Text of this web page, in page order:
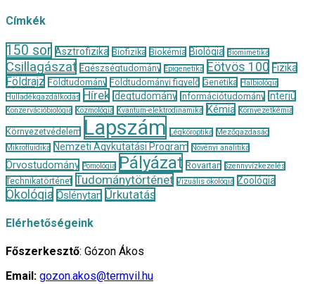
Címkék
150 sor Asztrofizika Biofizika Biokémia Biológia Biomimetika
Csillagászat Egészségtudomány Epigenetika Eötvös 100 Fizika
Földrajz Földtudomány Földtudományi figyelő Genetika
Halbiológia
Hulladékgazdálkodás
Hírek Idegtudomány Információtudomány Interjú
Konzervációbiológia Kozmológia Kvantum-elektrodinamika Kémia Környezetkémia
Környezetvédelem Lapszám Légköroptika
Mezőgazdaság
Mikrofluidika
Nemzeti Agykutatási Program Növényi analitika
Orvostudomány Pomológia Pályázat Rovartan Szennyvízkezelés
Technikatörténet Tudománytörténet Vizuális ökológia Zoológia
Ökológia Őslénytan Űrkutatás
Elérhetőségeink
Főszerkesztő: Gózon Ákos
Email: gozon.akos@termvil.hu